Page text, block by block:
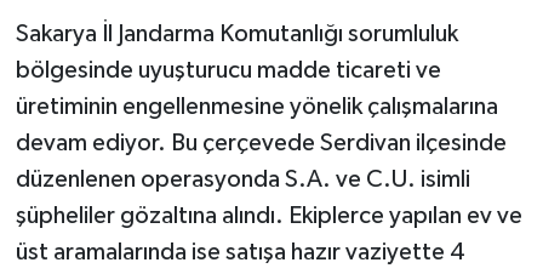
Sakarya İl Jandarma Komutanlığı sorumluluk
bölgesinde uyuşturucu madde ticareti ve
üretiminin engellenmesine yönelik çalışmalarına
devam ediyor. Bu çerçevede Serdivan ilçesinde
düzenlenen operasyonda S.A. ve C.U. isimli
şüpheliler gözaltına alındı. Ekiplerce yapılan ev ve
üst aramalarında ise satışa hazır vaziyette 4